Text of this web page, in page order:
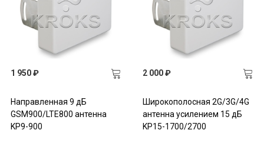
1 950 ₽
Направленная 9 дБ
GSM900/LTE800 антенна
KP9-900
2 000 ₽
Широкополосная 2G/3G/4G
антенна усилением 15 дБ
KP15-1700/2700